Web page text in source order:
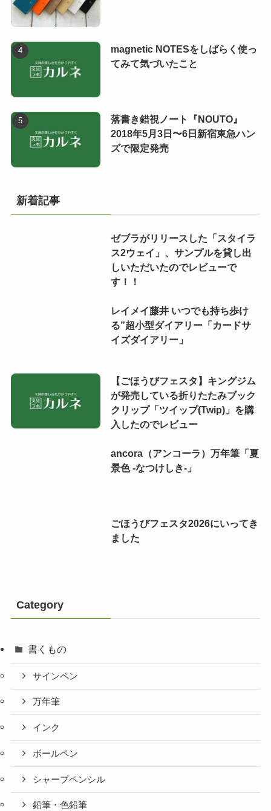
magnetic NOTESをしばらく使っ
てみて気づいたこと
落書き錯視ノート『NOUTO』
2018年5月3日〜6日新宿東急ハン
ズで限定発売
新着記事
ゼブラがリリースした「スタイラ
ス2ウェイ」、サンプルを貸し出
しいただいたのでレビューで
す！！
レイメイ藤井 いつでも持ち歩け
る”超小型ダイアリー「カードサ
イズダイアリー」
【ごほうびフェスタ】キングジム
が発売している折りたたみブック
クリップ「ツイップ(Twip)」を購
入したのでレビュー
ancora（アンコーラ）万年筆「夏
景色 -なつけしき-」
ごほうびフェスタ2026にいってき
ました
Category
書くもの
サインペン
万年筆
インク
ボールペン
シャープペンシル
鉛筆・色鉛筆